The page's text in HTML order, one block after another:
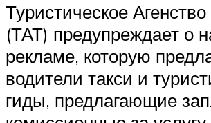
Туристическое
(ТАТ) предупреждает о
рекламе, которую
водители такси и
гиды, предлагающие